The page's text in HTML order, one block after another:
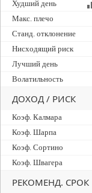
Худший день
Макс. плечо
Станд. отклонение
Нисходящий риск
Лучший день
Волатильность
ДОХОД / РИСК
Коэф. Калмара
Коэф. Шарпа
Коэф. Сортино
Коэф. Швагера
РЕКОМЕНД. СРОК